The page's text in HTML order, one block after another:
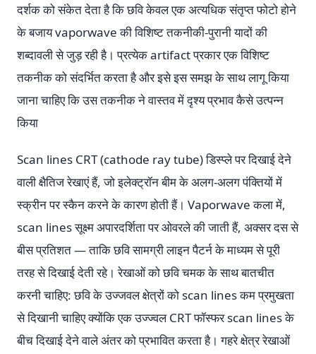
दर्शक को संकेत देता है कि छवि केवल एक अत्यधिक संतृप्त फोटो होने
के बजाय vaporwave की विशिष्ट तकनीकी-पुरानी यादों की
शब्दावली से जुड़ रही है। प्रत्येक artifact प्रकार एक विशिष्ट
तकनीक को संदर्भित करता है और इसे इस समझ के साथ लागू किया
जाना चाहिए कि उस तकनीक ने वास्तव में दृश्य प्रभाव कैसे उत्पन्न
किया
Scan lines CRT (cathode ray tube) डिस्प्ले पर दिखाई देने
वाली क्षैतिज रेखाएं हैं, जो इलेक्ट्रॉन बीम के अलग-अलग पंक्तियों में
स्क्रीन पर स्कैन करने के कारण होती हैं। Vaporwave कला में,
scan lines सूक्ष्म अपारदर्शिता पर ओवरले की जाती हैं, अक्सर दस से
बीस प्रतिशत — ताकि छवि सामग्री लाइन पैटर्न के माध्यम से पूरी
तरह से दिखाई देती रहे। रेखाओं को छवि चमक के साथ बातचीत
करनी चाहिए: छवि के उज्जवल क्षेत्रों को scan lines कम प्रमुखता
से दिखानी चाहिए क्योंकि एक उज्ज्वल CRT फॉस्फर scan lines के
बीच दिखाई देने वाले अंतर को प्रभावित करता है। गहरे क्षेत्र रेखाओं